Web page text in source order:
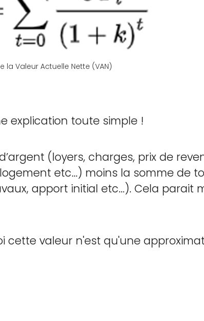
la Valeur Actuelle Nette (VAN)
explication toute simple !
(loyers, charges, prix de
etc…) moins la somme de
apport initial etc…). Cela parait
cette valeur n'est qu'une